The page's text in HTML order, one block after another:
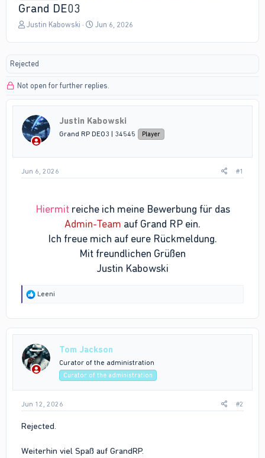
Grand DE03
T
a
s
t
r
t
e
Justin Kabowski
S
a
t
Jun 6, 2026
Rejected
Not open for further replies.
Justin Kabowski
Grand RP DEO3 | 34545 Player
Jun 6, 2026 #1
Hiermitreiche ich meine Bewerbung für das
Admin-Team auf Grand RP ein.
Ich freue mich auf eure Rückmeldung.
Mit freundlichen Grüßen
Justin Kabowski
R
t
o
n
s
Leeni
Tom Jackson
Curator of the administration
Curator of the administration
Jun 12, 2026 #2
Rejected.
Weiterhin viel Spaß auf GrandRP.